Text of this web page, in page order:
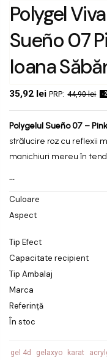
Polygel
Sueño 07
Ioana
cu sclipici
textură
manichiuri
rafinate
35,92 lei 44,90 lei -
PolygelulSueño07 –
strălucire roz cu reflexii
manichiuri mereu în
...
Culoare
Aspect
Tip Efect
Capacitate recipient
Tip Ambalaj
Marca
Referință
În stoc
gel 4d gelaxyo karat